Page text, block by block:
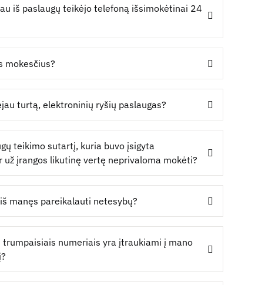
iš paslaugų teikėjo telefoną išsimokėtinai 24
mokesčius?
turtą, elektroninių ryšių paslaugas?
teikimo sutartį, kuria buvo įsigyta
įrangos likutinę vertę neprivaloma mokėti?
manęs pareikalauti netesybų?
numeriais yra įtraukiami į mano